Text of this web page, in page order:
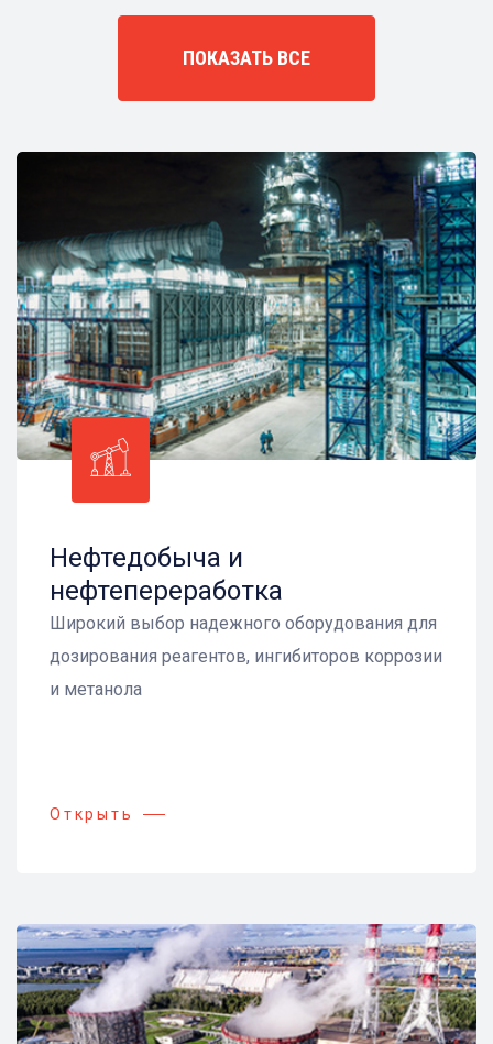
ПОКАЗАТЬ ВСЕ
Нефтедобыча и
нефтепереработка
Широкий выбор надежного оборудования для
дозирования реагентов, ингибиторов коррозии
и метанола
Открыть